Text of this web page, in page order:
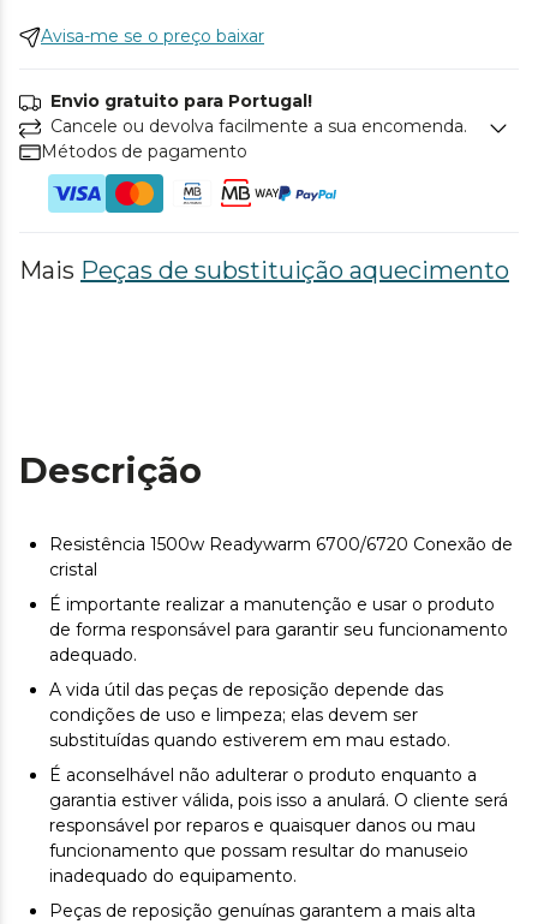
Avisa-me se o preço baixar
Envio gratuito para Portugal!
Cancele ou devolva facilmente a sua encomenda.
Métodos de pagamento
Mais Peças de substituição aquecimento
Descrição
Resistência 1500w Readywarm 6700/6720 Conexão de
cristal
É importante realizar a manutenção e usar o produto
de forma responsável para garantir seu funcionamento
adequado.
A vida útil das peças de reposição depende das
condições de uso e limpeza; elas devem ser
substituídas quando estiverem em mau estado.
É aconselhável não adulterar o produto enquanto a
garantia estiver válida, pois isso a anulará. O cliente será
responsável por reparos e quaisquer danos ou mau
funcionamento que possam resultar do manuseio
inadequado do equipamento.
Peças de reposição genuínas garantem a mais alta